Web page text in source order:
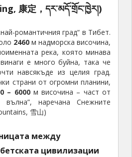
康定，དར་མདོ་གྲོང་ཁྱེར།)
романтичния град“ в Тибет.
2460 м надморска височина,
река, която минава
е много буйна, така че
навсякъде из целия град.
страни от огромни планини,
– 6000 м височина – част от
вълна”, наречана Снежните
雪山)
между
цивилизации